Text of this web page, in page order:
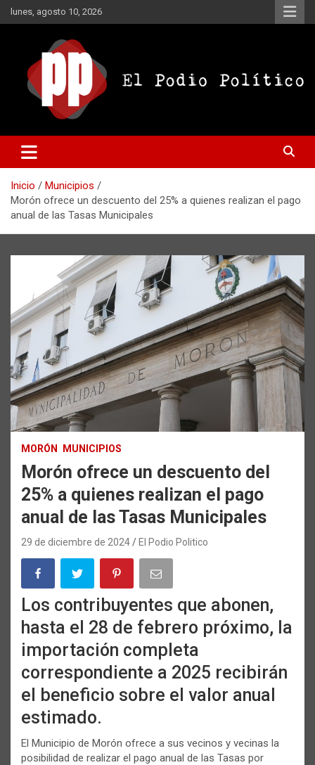
Saltar
al
lunes, agosto 10, 2026
El Podio Político – © Argentina
Inicio
Municipios
Morón ofrece un descuento del 25% a quienes realizan el pago
anual de las Tasas Municipales
MORÓN MUNICIPIOS
Morón ofrece un descuento del
25% a quienes realizan el pago
anual de las Tasas Municipales
29 de diciembre de 2024 El Podio Politico
Los contribuyentes que abonen,
hasta el 28 de febrero próximo, la
importación completa
correspondiente a 2025 recibirán
el beneficio sobre el valor anual
estimado.
El Municipio de Morón ofrece a sus vecinos y vecinas la
posibilidad de realizar el pago anual de las Tasas por